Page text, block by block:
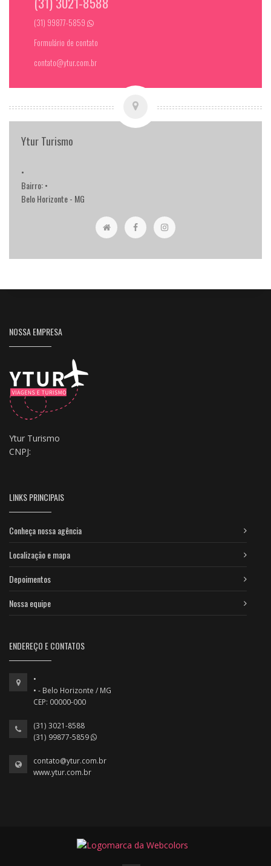
(31) 99877-5859
Formulário de contato
contato@ytur.com.br
Ytur Turismo
•
Bairro: •
Belo Horizonte - MG
NOSSA EMPRESA
Ytur Turismo
CNPJ:
LINKS PRINCIPAIS
Conheça nossa agência
Localização e mapa
Depoimentos
Nossa equipe
ENDEREÇO E CONTATOS
•
• - Belo Horizonte / MG
CEP: 00000-000
(31) 3021-8588
(31) 99877-5859
contato@ytur.com.br
www.ytur.com.br